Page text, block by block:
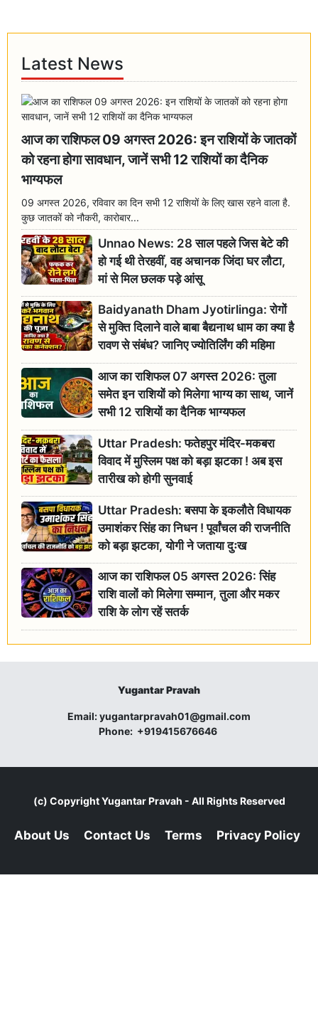
Latest News
आज का राशिफल 09 अगस्त 2026: इन राशियों के जातकों
को रहना होगा सावधान, जानें सभी 12 राशियों का दैनिक
भाग्यफल
09 अगस्त 2026, रविवार का दिन सभी 12 राशियों के लिए खास रहने वाला है.
कुछ जातकों को नौकरी, कारोबार...
Unnao News: 28 साल पहले जिस बेटे की
हो गई थी तेरहवीं, वह अचानक जिंदा घर लौटा,
मां से मिल छलक पड़े आंसू
Baidyanath Dham Jyotirlinga: रोगों
से मुक्ति दिलाने वाले बाबा बैद्यनाथ धाम का क्या है
रावण से संबंध? जानिए ज्योतिर्लिंग की महिमा
आज का राशिफल 07 अगस्त 2026: तुला
समेत इन राशियों को मिलेगा भाग्य का साथ, जानें
सभी 12 राशियों का दैनिक भाग्यफल
Uttar Pradesh: फतेहपुर मंदिर-मकबरा
विवाद में मुस्लिम पक्ष को बड़ा झटका ! अब इस
तारीख को होगी सुनवाई
Uttar Pradesh: बसपा के इकलौते विधायक
उमाशंकर सिंह का निधन ! पूर्वांचल की राजनीति
को बड़ा झटका, योगी ने जताया दुःख
आज का राशिफल 05 अगस्त 2026: सिंह
राशि वालों को मिलेगा सम्मान, तुला और मकर
राशि के लोग रहें सतर्क
Yugantar Pravah
Email:yugantarpravah01@gmail.com
Phone: +919415676646
(c) CopyrightYugantar Pravah - All Rights Reserved
About Us Contact Us Terms Privacy Policy